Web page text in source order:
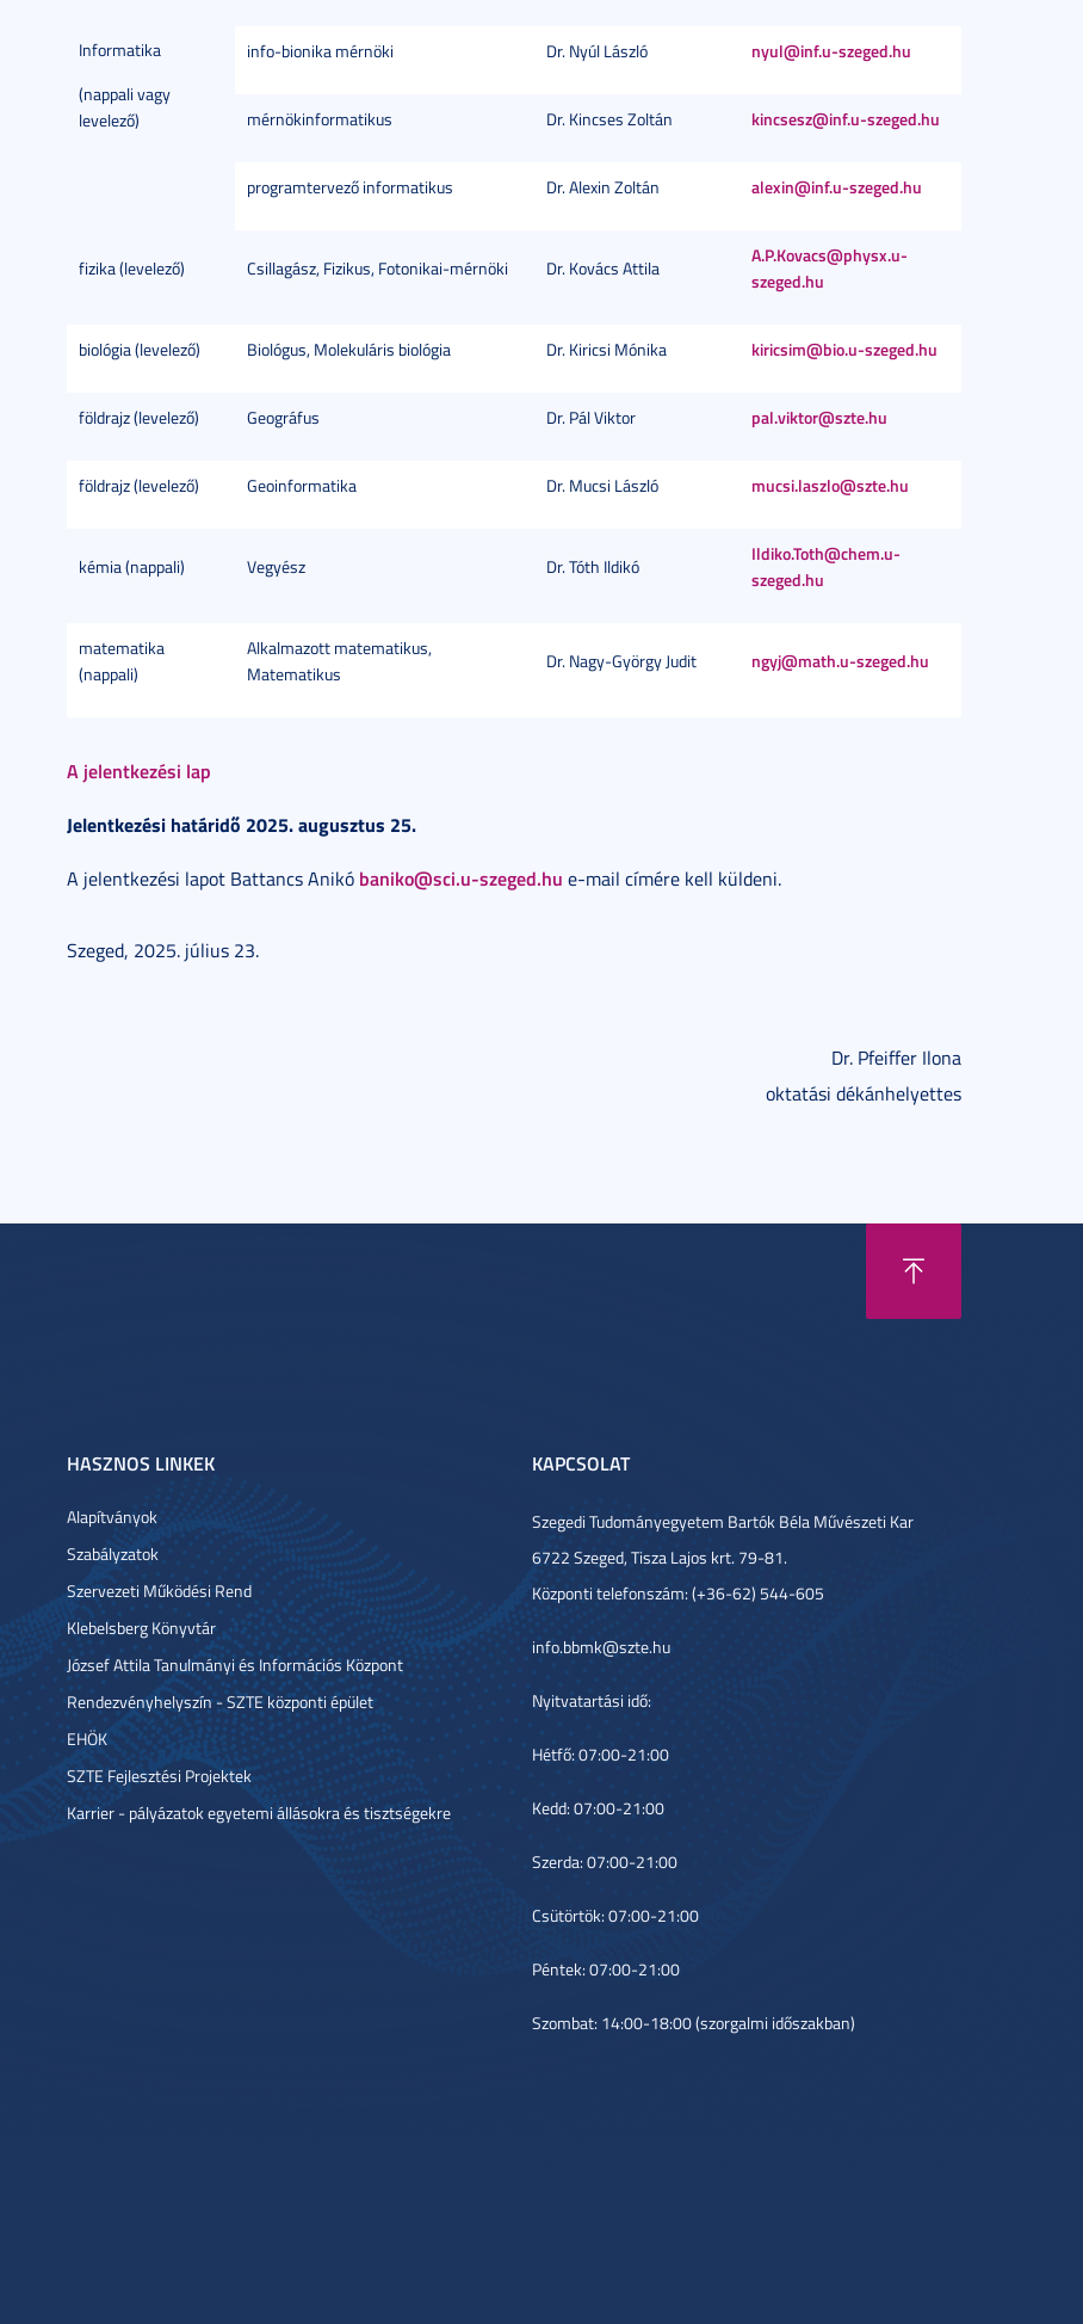
Informatika
(nappali vagy
levelező)
info-bionika mérnöki Dr. Nyúl László nyul@inf.u-szeged.hu
mérnökinformatikus Dr. Kincses Zoltán kincsesz@inf.u-szeged.hu
programtervező informatikus Dr. Alexin Zoltán alexin@inf.u-szeged.hu
fizika (levelező) Csillagász, Fizikus, Fotonikai-mérnöki Dr. Kovács Attila
A.P.Kovacs@physx.u-
szeged.hu
biológia (levelező) Biológus, Molekuláris biológia Dr. Kiricsi Mónika kiricsim@bio.u-szeged.hu
földrajz (levelező) Geográfus Dr. Pál Viktor pal.viktor@szte.hu
földrajz (levelező) Geoinformatika Dr. Mucsi László mucsi.laszlo@szte.hu
kémia (nappali) Vegyész Dr. Tóth Ildikó
Ildiko.Toth@chem.u-
szeged.hu
matematika
(nappali)
Alkalmazott matematikus,
Matematikus
Dr. Nagy-György Judit ngyj@math.u-szeged.hu
A jelentkezési lap
Jelentkezési határidő 2025. augusztus 25.
A jelentkezési lapot Battancs Anikó baniko@sci.u-szeged.hu e-mail címére kell küldeni.
Szeged, 2025. július 23.
Dr. Pfeiffer Ilona
oktatási dékánhelyettes
HASZNOS LINKEK
Alapítványok
Szabályzatok
Szervezeti Működési Rend
Klebelsberg Könyvtár
József Attila Tanulmányi és Információs Központ
Rendezvényhelyszín - SZTE központi épület
EHÖK
SZTE Fejlesztési Projektek
Karrier - pályázatok egyetemi állásokra és tisztségekre
KAPCSOLAT
Szegedi Tudományegyetem Bartók Béla Művészeti Kar
6722 Szeged, Tisza Lajos krt. 79-81.
Központi telefonszám: (+36-62) 544-605
info.bbmk@szte.hu
Nyitvatartási idő:
Hétfő: 07:00-21:00
Kedd: 07:00-21:00
Szerda: 07:00-21:00
Csütörtök: 07:00-21:00
Péntek: 07:00-21:00
Szombat: 14:00-18:00 (szorgalmi időszakban)